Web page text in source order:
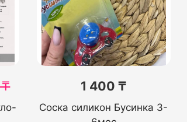
1 400 ₸
Соска силикон Бусинка 3-